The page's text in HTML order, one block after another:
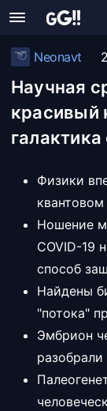
Neonavt
Научная
красивый
Физики
Ношение
COVID-19
способ
Найдены
"потока"
Эмбрион